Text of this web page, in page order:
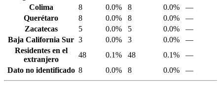
Colima
8 0.0% 8 0.0%
—
Querétaro
8 0.0% 8 0.0%
—
Zacatecas
5 0.0% 5 0.0%
—
Baja California Sur 3 0.0% 3 0.0%
—
Residentes en el
extranjero
48 0.1% 48 0.1%
—
Dato no identificado 8 0.0% 8 0.0% —